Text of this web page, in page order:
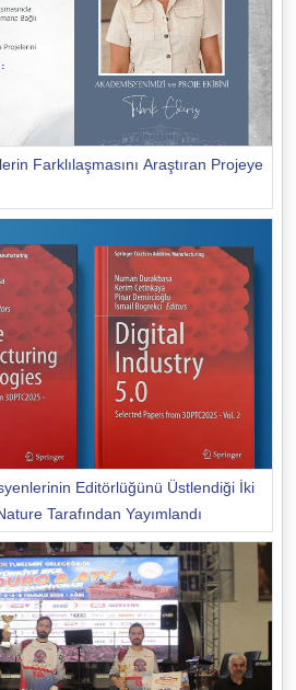
Farklılaşmasını Araştıran Projeye
Editörlüğünü Üstlendiği İki
Tarafından Yayımlandı